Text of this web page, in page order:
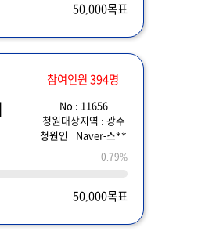
50,000목표
참여인원 394명
No : 11656
청원대상지역 : 광주
청원인 : Naver-스**
0.79%
50,000목표